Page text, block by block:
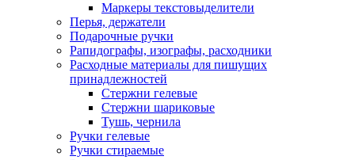
Маркеры текстовыделители
Перья, держатели
Подарочные ручки
Рапидографы, изографы, расходники
Расходные материалы для пишущих
принадлежностей
Стержни гелевые
Стержни шариковые
Тушь, чернила
Ручки гелевые
Ручки стираемые